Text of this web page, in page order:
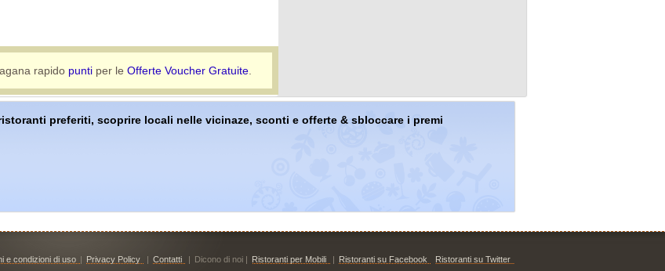
rapido puntiper le Offerte Voucher Gratuite.
preferiti, scoprire locali nelle vicinaze, sconti e offerte & sbloccare i premi
e condizioni di uso | Privacy Policy | Contatti | Dicono di noi | Ristoranti per Mobili | Ristoranti su Facebook Ristoranti su Twitter